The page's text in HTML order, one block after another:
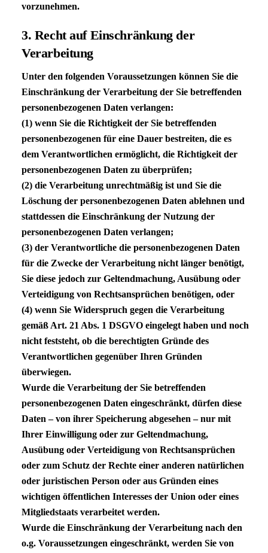
vorzunehmen.
3. Recht auf Einschränkung der
Verarbeitung
Unter den folgenden Voraussetzungen können Sie die
Einschränkung der Verarbeitung der Sie betreffenden
personenbezogenen Daten verlangen:
(1) wenn Sie die Richtigkeit der Sie betreffenden
personenbezogenen für eine Dauer bestreiten, die es
dem Verantwortlichen ermöglicht, die Richtigkeit der
personenbezogenen Daten zu überprüfen;
(2) die Verarbeitung unrechtmäßig ist und Sie die
Löschung der personenbezogenen Daten ablehnen und
stattdessen die Einschränkung der Nutzung der
personenbezogenen Daten verlangen;
(3) der Verantwortliche die personenbezogenen Daten
für die Zwecke der Verarbeitung nicht länger benötigt,
Sie diese jedoch zur Geltendmachung, Ausübung oder
Verteidigung von Rechtsansprüchen benötigen, oder
(4) wenn Sie Widerspruch gegen die Verarbeitung
gemäß Art. 21 Abs. 1DSGVO eingelegt haben und noch
nicht feststeht, ob die berechtigten Gründe des
Verantwortlichen gegenüber Ihren Gründen
überwiegen.
Wurde die Verarbeitung der Sie betreffenden
personenbezogenen Daten eingeschränkt, dürfen diese
Daten – von ihrer Speicherung abgesehen – nur mit
Ihrer Einwilligung oder zur Geltendmachung,
Ausübung oder Verteidigung von Rechtsansprüchen
oder zum Schutz der Rechte einer anderen natürlichen
oder juristischen Person oder aus Gründen eines
wichtigen öffentlichen Interesses der Union oder eines
Mitgliedstaats verarbeitet werden.
Wurde die Einschränkung der Verarbeitung nach den
o.g. Voraussetzungen eingeschränkt, werden Sie von